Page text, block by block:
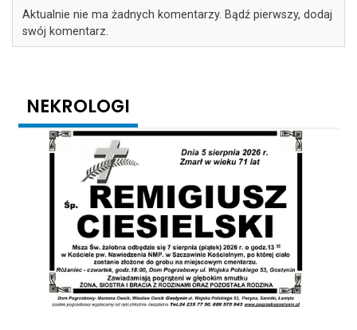
Aktualnie nie ma żadnych komentarzy. Bądź pierwszy, dodaj
swój komentarz.
NEKROLOGI